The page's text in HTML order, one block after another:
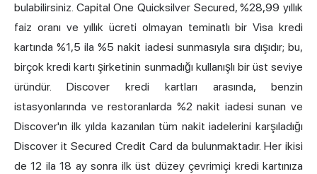
bulabilirsiniz. Capital One Quicksilver Secured, %28,99 yıllık
faiz oranı ve yıllık ücreti olmayan teminatlı bir Visa kredi
kartında %1,5 ila %5 nakit iadesi sunmasıyla sıra dışıdır; bu,
birçok kredi kartı şirketinin sunmadığı kullanışlı bir üst seviye
üründür. Discover kredi kartları arasında, benzin
istasyonlarında ve restoranlarda %2 nakit iadesi sunan ve
Discover'ın ilk yılda kazanılan tüm nakit iadelerini karşıladığı
Discover it Secured Credit Card da bulunmaktadır. Her ikisi
de 12 ila 18 ay sonra ilk üst düzey çevrimiçi kredi kartınıza